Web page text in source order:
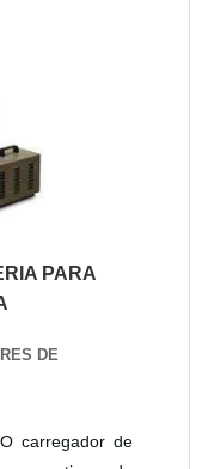
PARA
DE
carregador de